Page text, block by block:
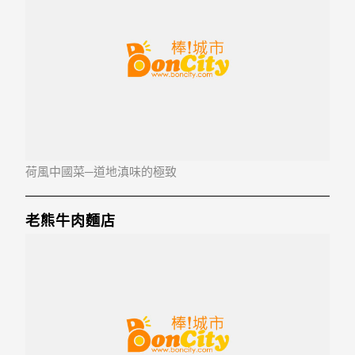
荷風中國菜─道地滇味的極致
老熊牛肉麵店